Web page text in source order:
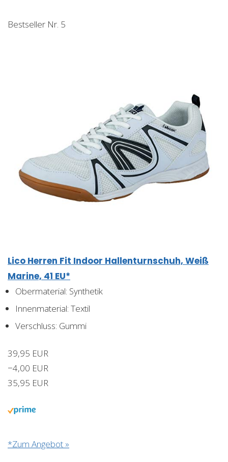
Bestseller Nr. 5
Lico Herren Fit Indoor Hallenturnschuh, Weiß
Marine, 41 EU*
Obermaterial: Synthetik
Innenmaterial: Textil
Verschluss: Gummi
39,95 EUR
−4,00 EUR
35,95 EUR
*Zum Angebot »